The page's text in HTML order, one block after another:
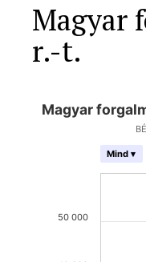
Magyar
r.-t.
Magyar
Mind ▾
50 000